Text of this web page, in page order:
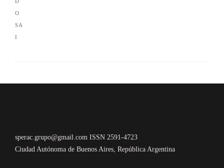
sperac.grupo@gmail.com ISSN 2591-4723
Ciudad Autónoma de Buenos Aires, República Argentina